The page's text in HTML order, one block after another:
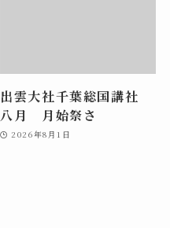
出雲大社千葉総国講社
八月 月始祭さ
2026年8月1日